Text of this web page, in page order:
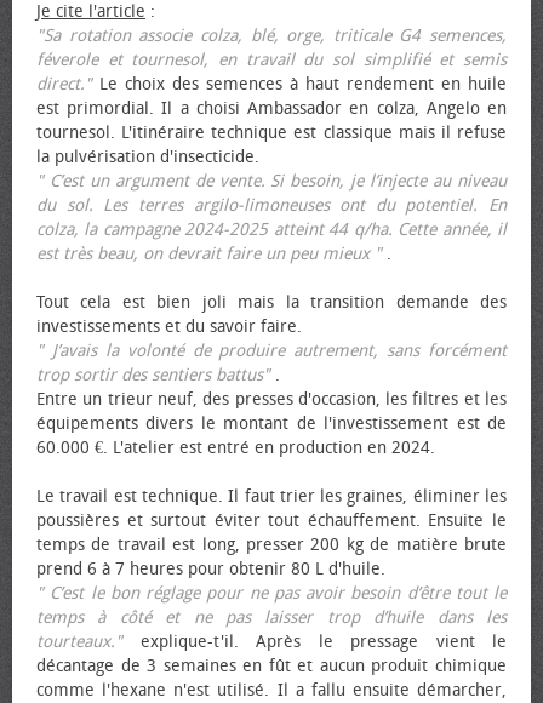
Je cite l'article :
"Sa rotation associe colza, blé, orge, triticale G4 semences,
féverole et tournesol, en travail du sol simplifié et semis
direct."Le choix des semences à haut rendement en huile
est primordial. Il a choisi Ambassador en colza, Angelo en
tournesol. L'itinéraire technique est classique mais il refuse
la pulvérisation d'insecticide.
" C’est un argument de vente. Si besoin, je l’injecte au niveau
du sol. Les terres argilo-limoneuses ont du potentiel. En
colza, la campagne 2024-2025 atteint 44 q/ha. Cette année, il
est très beau, on devrait faire un peu mieux ".
Tout cela est bien joli mais la transition demande des
investissements et du savoir faire.
" J’avais la volonté de produire autrement, sans forcément
trop sortir des sentiers battus".
Entre un trieur neuf, des presses d'occasion, les filtres et les
équipements divers le montant de l'investissement est de
60.000 €. L'atelier est entré en production en 2024.
Le travail est technique. Il faut trier les graines, éliminer les
poussières et surtout éviter tout échauffement. Ensuite le
temps de travail est long, presser 200 kg de matière brute
prend 6 à 7 heures pour obtenir 80 L d'huile.
" C’est le bon réglage pour ne pas avoir besoin d’être tout le
temps à côté et ne pas laisser trop d’huile dans les
tourteaux."explique-t'il. Après le pressage vient le
décantage de 3 semaines en fût et aucun produit chimique
comme l'hexane n'est utilisé. Il a fallu ensuite démarcher,